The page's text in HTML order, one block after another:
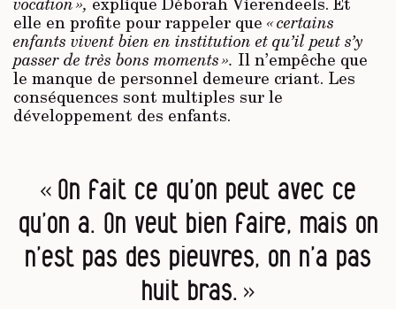
elle en profite pour rappeler que « certains
enfants vivent bien en institution et qu’il peut s’y
passer de très bons moments ». Il n’empêche que
le manque de personnel demeure criant. Les
conséquences sont multiples sur le
développement des enfants.
« On fait ce qu’on peut avec ce
qu’on a. On veut bien faire, mais on
n’est pas des pieuvres, on n’a pas
huit bras. »